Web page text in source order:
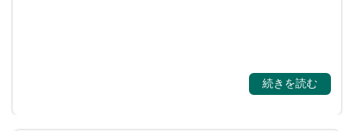
続きを読む